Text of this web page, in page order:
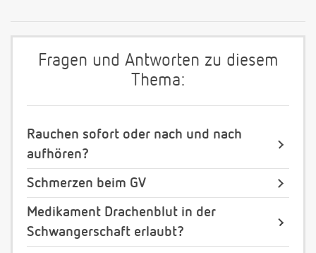
Fragen und Antworten zu diesem
Thema:
Rauchen sofort oder nach und nach
aufhören?
Schmerzen beim GV
Medikament Drachenblut in der
Schwangerschaft erlaubt?